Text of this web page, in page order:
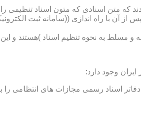
که متن اسنادی که متون اسناد
تا سال ۱۳۹۵ و سال های پس از آن با راه اندازی
و مسلط به نحوه تنظیم اسناد )هستند و
وجود دارد: